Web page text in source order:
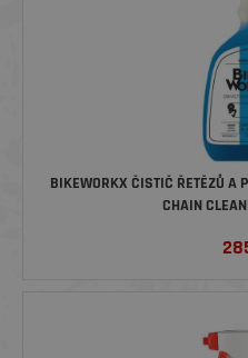
BIKEWORKX ČISTIČ ŘETĚZŮ A
CHAIN